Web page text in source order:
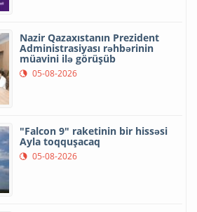
Nazir Qazaxıstanın Prezident
Administrasiyası rəhbərinin
müavini ilə görüşüb
05-08-2026
"Falcon 9" raketinin bir hissəsi
Ayla toqquşacaq
05-08-2026